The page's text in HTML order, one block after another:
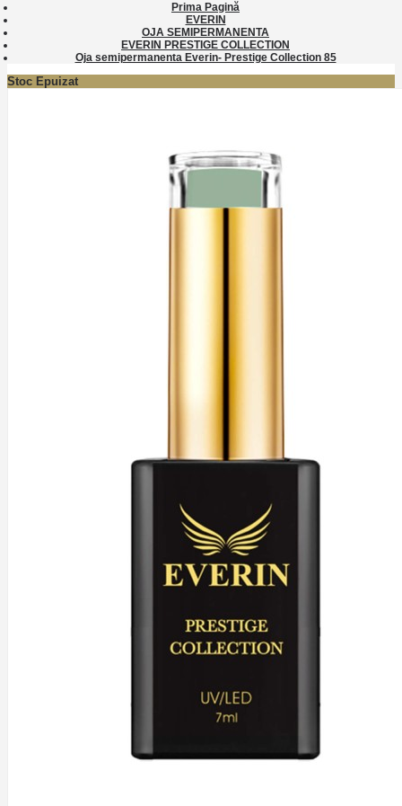
Prima Pagină
EVERIN
OJA SEMIPERMANENTA
EVERIN PRESTIGE COLLECTION
Oja semipermanenta Everin- Prestige Collection 85
Stoc Epuizat